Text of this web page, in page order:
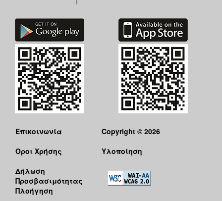
Επικοινωνία
Όροι Χρήσης
Δήλωση
Προσβασιμότητας
Πλοήγηση
Copyright © 2026
Υλοποίηση